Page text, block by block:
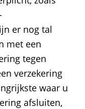
er nog tal
met een
tegen
verzekering
waar u
afsluiten,